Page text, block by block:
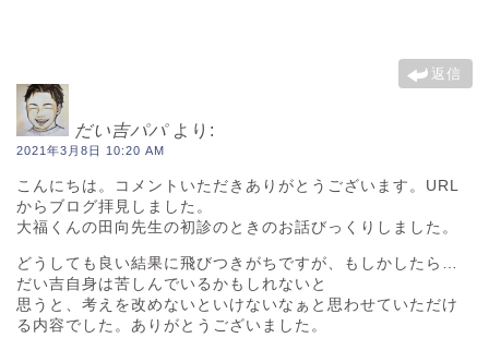
返信
だい吉パパ より:
2021年3月8日 10:20 AM
こんにちは。コメントいただきありがとうございます。URL
からブログ拝見しました。
大福くんの田向先生の初診のときのお話びっくりしました。
どうしても良い結果に飛びつきがちですが、もしかしたら…
だい吉自身は苦しんでいるかもしれないと
思うと、考えを改めないといけないなぁと思わせていただけ
る内容でした。ありがとうございました。